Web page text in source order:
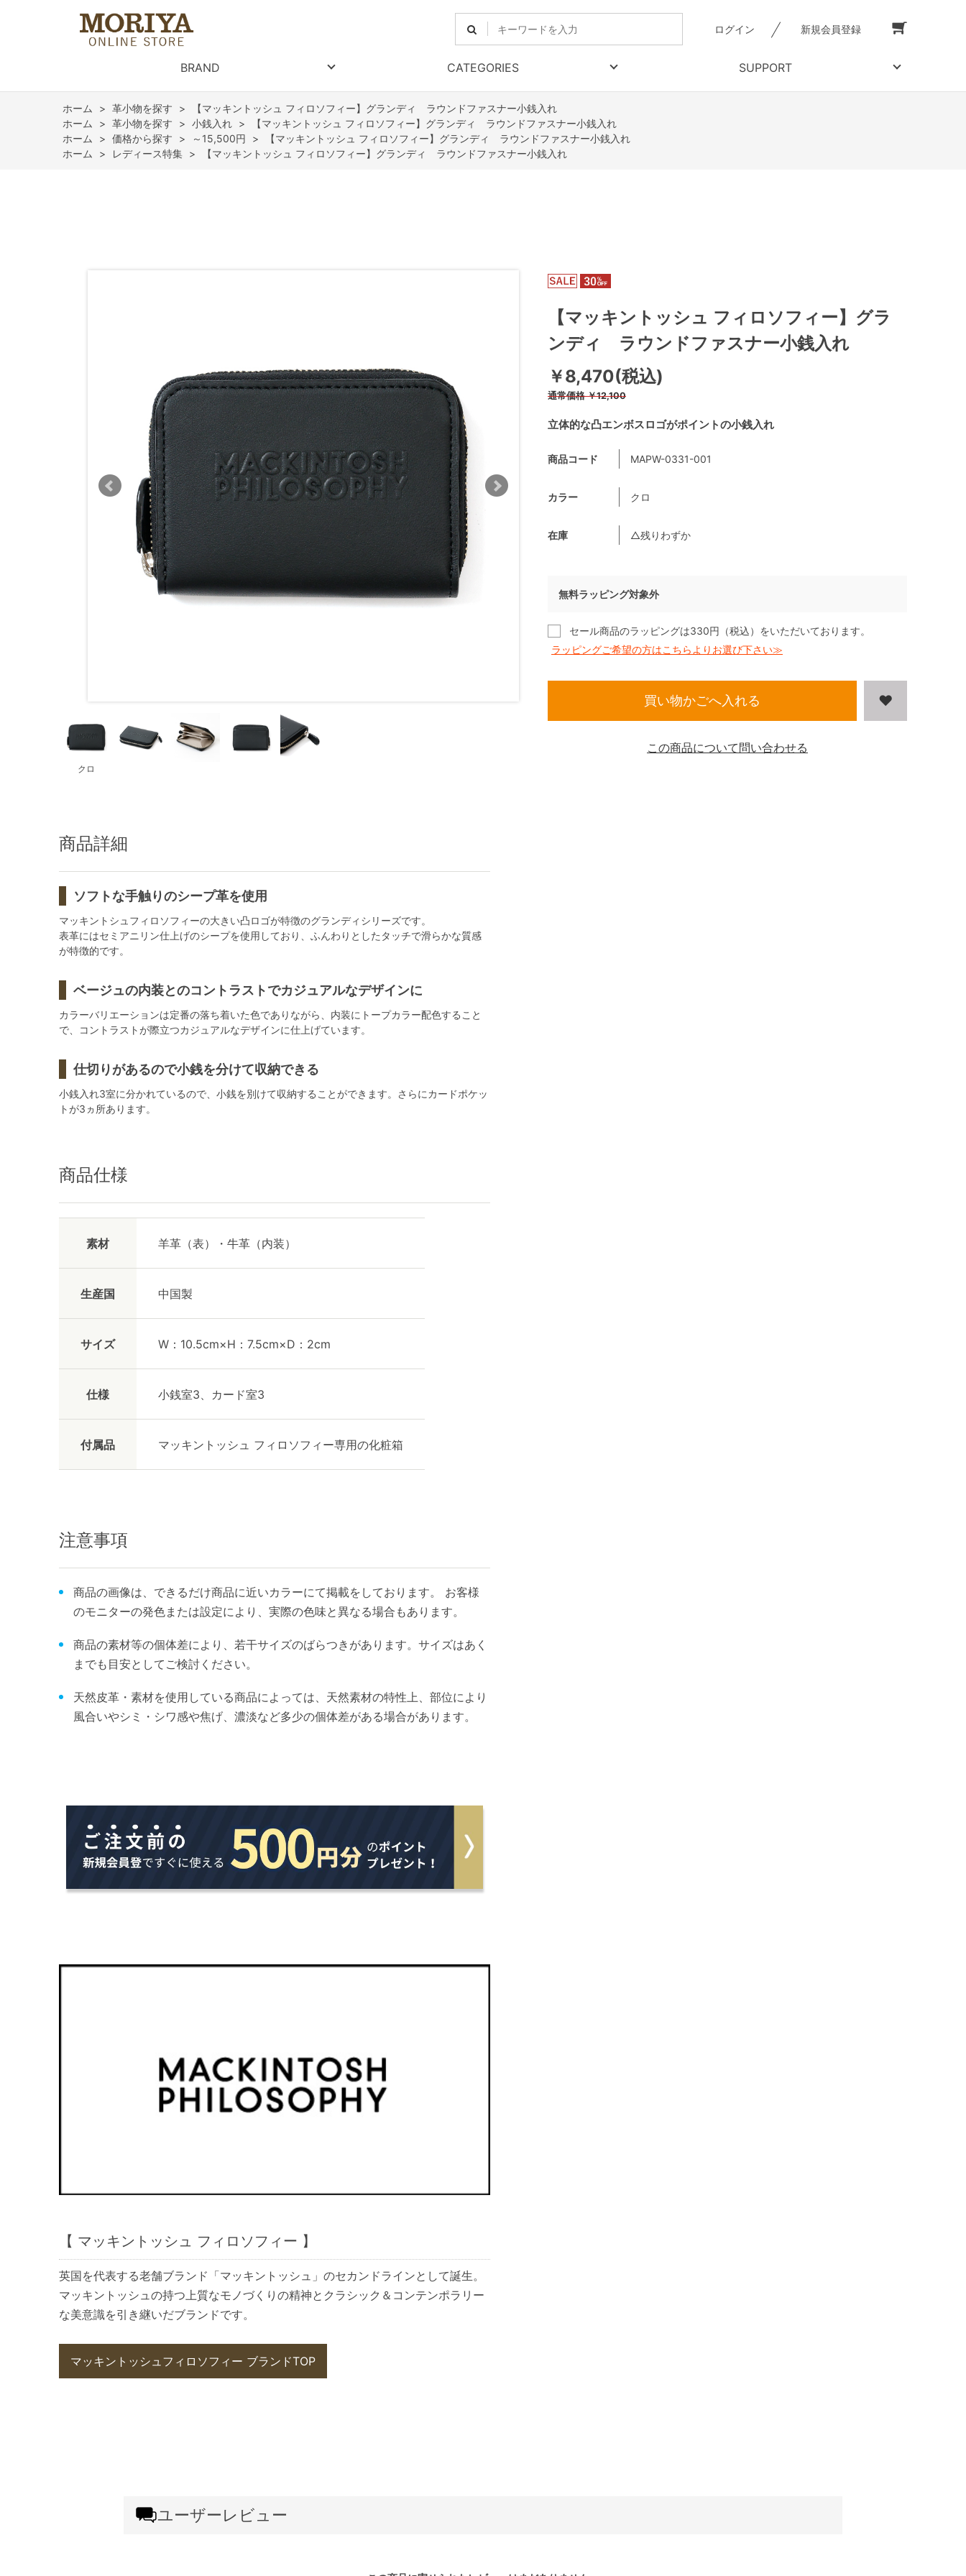
ログイン 新規会員登録
BRAND CATEGORIES SUPPORT
ホーム > 革小物を探す >
【マッキントッシュ フィロソフィー】グランディ ラウンドファスナー小銭入れ
ホーム
> 革小物を探す > 小銭入れ >
【マッキントッシュ フィロソフィー】グランディ ラウンドファスナー小銭入れ
ホーム
> 価格から探す > ～15,500円 >
【マッキントッシュ フィロソフィー】グランディ ラウンドファスナー小銭入れ
ホーム
> レディース特集 > 【マッキントッシュ フィロソフィー】グランディ ラウンドファスナー小銭入れ
クロ
商品詳細
ソフトな手触りのシープ革を使用
マッキントシュフィロソフィーの大きい凸ロゴが特徴のグランディシリーズです。
表革にはセミアニリン仕上げのシープを使用しており、ふんわりとしたタッチで滑らかな質感
が特徴的です。
ベージュの内装とのコントラストでカジュアルなデザインに
カラーバリエーションは定番の落ち着いた色でありながら、内装にトープカラー配色すること
で、コントラストが際立つカジュアルなデザインに仕上げています。
仕切りがあるので小銭を分けて収納できる
小銭入れ3室に分かれているので、小銭を別けて収納することができます。さらにカードポケッ
トが3ヵ所あります。
商品仕様
素材 羊革（表）・牛革（内装）
生産国 中国製
サイズ W：10.5cm×H：7.5cm×D：2cm
仕様 小銭室3、カード室3
付属品 マッキントッシュ フィロソフィー専用の化粧箱
注意事項
商品の画像は、できるだけ商品に近いカラーにて掲載をしております。 お客様
のモニターの発色または設定により、実際の色味と異なる場合もあります。
商品の素材等の個体差により、若干サイズのばらつきがあります。サイズはあく
までも目安としてご検討ください。
天然皮革・素材を使用している商品によっては、天然素材の特性上、部位により
風合いやシミ・シワ感や焦げ、濃淡など多少の個体差がある場合があります。
【 マッキントッシュ フィロソフィー 】
英国を代表する老舗ブランド「マッキントッシュ」のセカンドラインとして誕生。
マッキントッシュの持つ上質なモノづくりの精神とクラシック＆コンテンポラリー
な美意識を引き継いだブランドです。
マッキントッシュフィロソフィー ブランドTOP
立体的な凸エンボスロゴがポイントの小銭入れ
【マッキントッシュ フィロソフィー】グラ
ンディ ラウンドファスナー小銭入れ
￥8,470(税込)
通常価格￥12,100
商品コード MAPW-0331-001
カラー クロ
在庫 △残りわずか
無料ラッピング対象外
セール商品のラッピングは330円（税込）をいただいております。
ラッピングご希望の方はこちらよりお選び下さい≫
買い物かごへ入れる
この商品について問い合わせる
ユーザーレビュー